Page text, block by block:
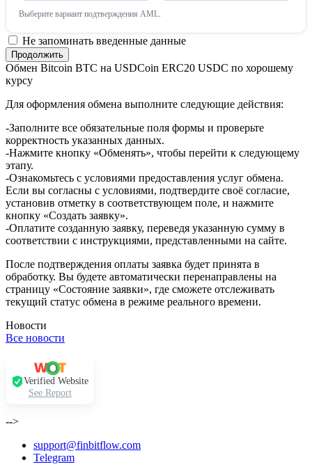
Выберите вариант подтверждения AML.
Не запоминать введенные данные
Обмен Bitcoin BTC на USDCoin ERC20 USDC по хорошему
курсу
Для оформления обмена выполните следующие действия:
-Заполните все обязательные поля формы и проверьте
корректность указанных данных.
-Нажмите кнопку «Обменять», чтобы перейти к следующему
этапу.
-Ознакомьтесь с условиями предоставления услуг обмена.
Если вы согласны с условиями, подтвердите своё согласие,
установив отметку в соответствующем поле, и нажмите
кнопку «Создать заявку».
-Оплатите созданную заявку, переведя указанную сумму в
соответствии с инструкциями, представленными на сайте.
После подтверждения оплаты заявка будет принята в
обработку. Вы будете автоматически перенаправлены на
страницу «Состояние заявки», где сможете отслеживать
текущий статус обмена в режиме реального времени.
Новости
Все новости
Verified Website
See Report
-->
support@finbitflow.com
Telegram